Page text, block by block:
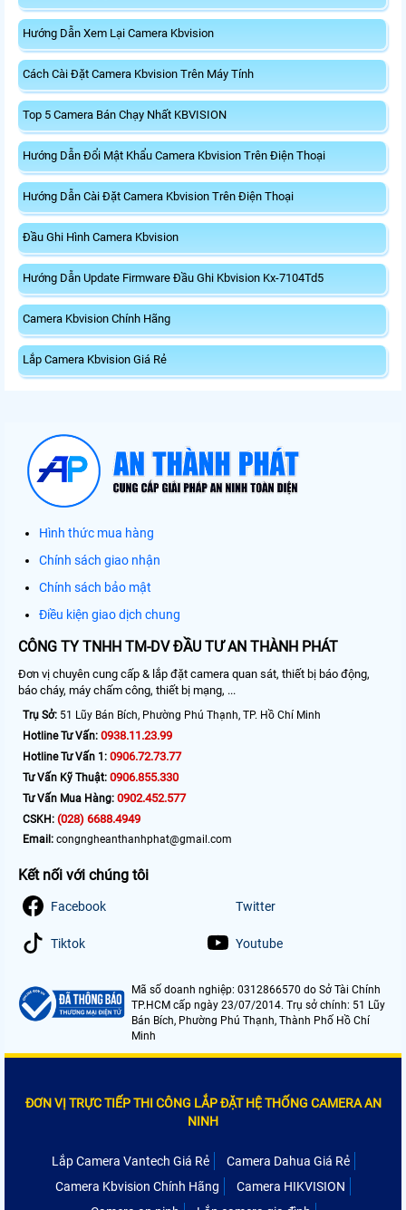
Hướng Dẫn Xem Lại Camera Kbvision
Cách Cài Đặt Camera Kbvision Trên Máy Tính
Top 5 Camera Bán Chạy Nhất KBVISION
Hướng Dẫn Đổi Mật Khẩu Camera Kbvision Trên Điện Thoại
Hướng Dẫn Cài Đặt Camera Kbvision Trên Điện Thoại
Đầu Ghi Hình Camera Kbvision
Hướng Dẫn Update Firmware Đầu Ghi Kbvision Kx-7104Td5
Camera Kbvision Chính Hãng
Lắp Camera Kbvision Giá Rẻ
Hình thức mua hàng
Chính sách giao nhận
Chính sách bảo mật
Điều kiện giao dịch chung
CÔNG TY TNHH TM-DV ĐẦU TƯ AN THÀNH PHÁT
Đơn vị chuyên cung cấp & lắp đặt camera quan sát, thiết bị báo động,
báo cháy, máy chấm công, thiết bị mạng, ...
Trụ Sở: 51 Lũy Bán Bích, Phường Phú Thạnh, TP. Hồ Chí Minh
Hotline Tư Vấn: 0938.11.23.99
Hotline Tư Vấn 1: 0906.72.73.77
Tư Vấn Kỹ Thuật: 0906.855.330
Tư Vấn Mua Hàng: 0902.452.577
CSKH: (028) 6688.4949
Email: congngheanthanhphat@gmail.com
Kết nối với chúng tôi
Facebook Twitter
Tiktok Youtube
Mã số doanh nghiệp: 0312866570 do Sở Tài Chính
TP.HCM cấp ngày 23/07/2014. Trụ sở chính: 51 Lũy
Bán Bích, Phường Phú Thạnh, Thành Phố Hồ Chí
Minh
ĐƠN VỊ TRỰC TIẾP THI CÔNG LẮP ĐẶT HỆ THỐNG CAMERA AN
NINH
Lắp Camera Vantech Giá Rẻ
Camera Dahua Giá Rẻ
Camera Kbvision Chính Hãng
Camera HIKVISION